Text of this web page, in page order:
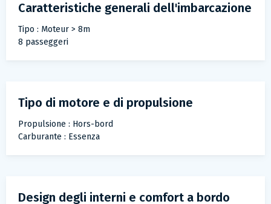
Caratteristiche generali dell'imbarcazione
Tipo : Moteur > 8m
8 passeggeri
Tipo di motore e di propulsione
Propulsione : Hors-bord
Carburante : Essenza
Design degli interni e comfort a bordo